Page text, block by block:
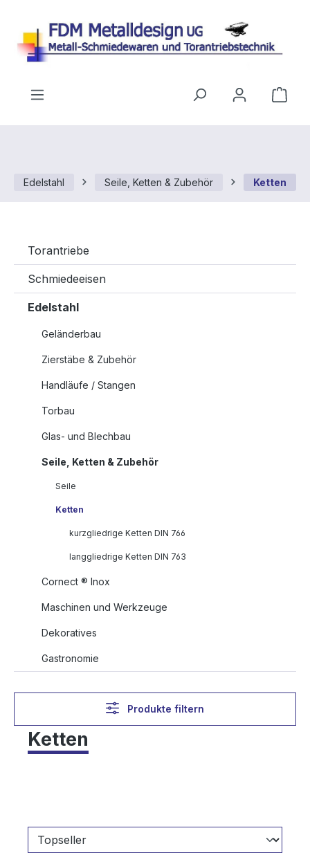
Edelstahl Seile, Ketten & Zubehör Ketten
Torantriebe
Schmiedeeisen
Edelstahl
Geländerbau
Zierstäbe & Zubehör
Handläufe / Stangen
Torbau
Glas- und Blechbau
Seile, Ketten & Zubehör
Seile
Ketten
kurzgliedrige Ketten DIN 766
langgliedrige Ketten DIN 763
Cornect ® Inox
Maschinen und Werkzeuge
Dekoratives
Gastronomie
Produkte filtern
Ketten